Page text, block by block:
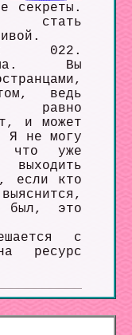
секреты.
стать
022.
Вы
ведь
равно
и может
Я не могу
что уже
если кто
это
с
ресурс